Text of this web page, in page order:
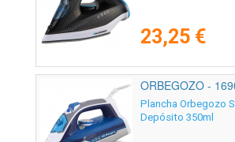
23,25 €
ORBEGOZO -
Plancha Orbegozo
Depósito 350ml